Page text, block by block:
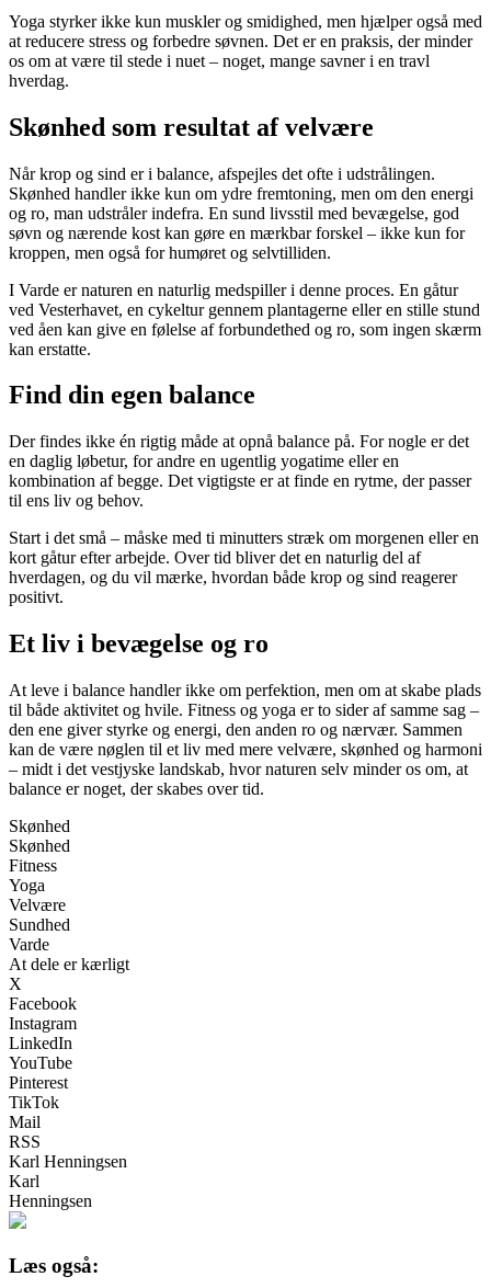
Yoga styrker ikke kun muskler og smidighed, men hjælper også med
at reducere stress og forbedre søvnen. Det er en praksis, der minder
os om at være til stede i nuet – noget, mange savner i en travl
hverdag.
Skønhed som resultat af velvære
Når krop og sind er i balance, afspejles det ofte i udstrålingen.
Skønhed handler ikke kun om ydre fremtoning, men om den energi
og ro, man udstråler indefra. En sund livsstil med bevægelse, god
søvn og nærende kost kan gøre en mærkbar forskel – ikke kun for
kroppen, men også for humøret og selvtilliden.
I Varde er naturen en naturlig medspiller i denne proces. En gåtur
ved Vesterhavet, en cykeltur gennem plantagerne eller en stille stund
ved åen kan give en følelse af forbundethed og ro, som ingen skærm
kan erstatte.
Find din egen balance
Der findes ikke én rigtig måde at opnå balance på. For nogle er det
en daglig løbetur, for andre en ugentlig yogatime eller en
kombination af begge. Det vigtigste er at finde en rytme, der passer
til ens liv og behov.
Start i det små – måske med ti minutters stræk om morgenen eller en
kort gåtur efter arbejde. Over tid bliver det en naturlig del af
hverdagen, og du vil mærke, hvordan både krop og sind reagerer
positivt.
Et liv i bevægelse og ro
At leve i balance handler ikke om perfektion, men om at skabe plads
til både aktivitet og hvile. Fitness og yoga er to sider af samme sag –
den ene giver styrke og energi, den anden ro og nærvær. Sammen
kan de være nøglen til et liv med mere velvære, skønhed og harmoni
– midt i det vestjyske landskab, hvor naturen selv minder os om, at
balance er noget, der skabes over tid.
Skønhed
Skønhed
Fitness
Yoga
Velvære
Sundhed
Varde
At dele er kærligt
X
Facebook
Instagram
LinkedIn
YouTube
Pinterest
TikTok
Mail
RSS
Karl Henningsen
Karl
Henningsen
Læs også: